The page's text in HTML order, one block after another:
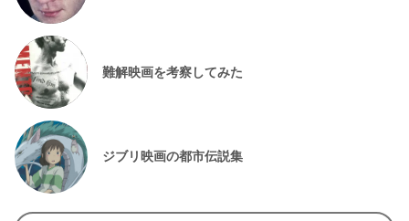
難解映画を考察してみた
ジブリ映画の都市伝説集